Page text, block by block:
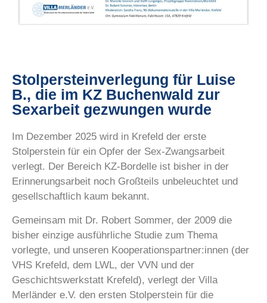
Stolpersteinverlegung für Luise
B., die im KZ Buchenwald zur
Sexarbeit gezwungen wurde
Im Dezember 2025 wird in Krefeld der erste
Stolperstein für ein Opfer der Sex-Zwangsarbeit
verlegt. Der Bereich KZ-Bordelle ist bisher in der
Erinnerungsarbeit noch Großteils unbeleuchtet und
gesellschaftlich kaum bekannt.
Gemeinsam mit Dr. Robert Sommer, der 2009 die
bisher einzige ausführliche Studie zum Thema
vorlegte, und unseren Kooperationspartner:innen (der
VHS Krefeld, dem LWL, der VVN und der
Geschichtswerkstatt Krefeld), verlegt der Villa
Merländer e.V. den ersten Stolperstein für die